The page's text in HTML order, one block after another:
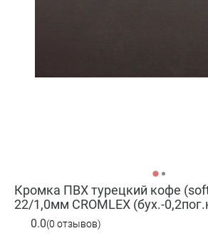
Кромка ПВХ турецкий кофе
22/1,0мм CROMLEX (бух.-
0.0(0 отзывов)